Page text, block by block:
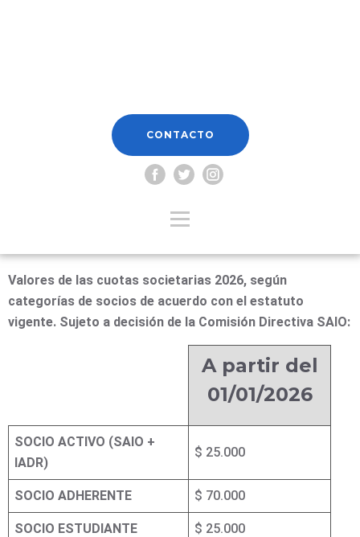
CONTACTO
Valores de las cuotas societarias 2026, según
categorías de socios de acuerdo con el estatuto
vigente. Sujeto a decisión de la Comisión Directiva SAIO:
A partir del
01/01/2026
SOCIO ACTIVO (SAIO +
IADR)
$ 25.000
SOCIO ADHERENTE $ 70.000
SOCIO ESTUDIANTE $ 25.000